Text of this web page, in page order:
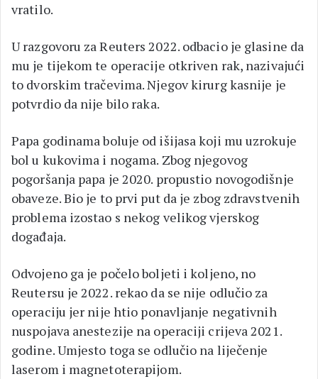
vratilo.
U razgovoru za Reuters 2022. odbacio je glasine da
mu je tijekom te operacije otkriven rak, nazivajući
to dvorskim tračevima. Njegov kirurg kasnije je
potvrdio da nije bilo raka.
Papa godinama boluje od išijasa koji mu uzrokuje
bol u kukovima i nogama. Zbog njegovog
pogoršanja papa je 2020. propustio novogodišnje
obaveze. Bio je to prvi put da je zbog zdravstvenih
problema izostao s nekog velikog vjerskog
događaja.
Odvojeno ga je počelo boljeti i koljeno, no
Reutersu je 2022. rekao da se nije odlučio za
operaciju jer nije htio ponavljanje negativnih
nuspojava anestezije na operaciji crijeva 2021.
godine. Umjesto toga se odlučio na liječenje
laserom i magnetoterapijom.